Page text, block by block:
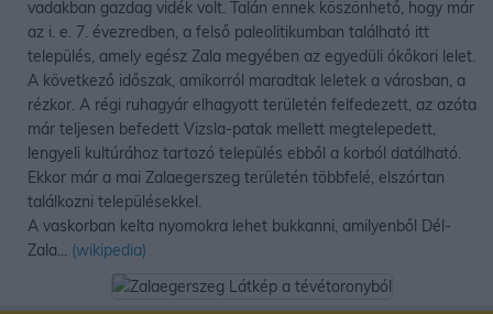
vadakban gazdag vidék volt. Talán ennek köszönhető, hogy már
az i. e. 7. évezredben, a felső paleolitikumban található itt
település, amely egész Zala megyében az egyedüli ókőkori lelet.
A következő időszak, amikorról maradtak leletek a városban, a
rézkor. A régi ruhagyár elhagyott területén felfedezett, az azóta
már teljesen befedett Vizsla-patak mellett megtelepedett,
lengyeli kultúrához tartozó település ebből a korból datálható.
Ekkor már a mai Zalaegerszeg területén többfelé, elszórtan
találkozni településekkel.
A vaskorban kelta nyomokra lehet bukkanni, amilyenből Dél-
Zala... (wikipedia)